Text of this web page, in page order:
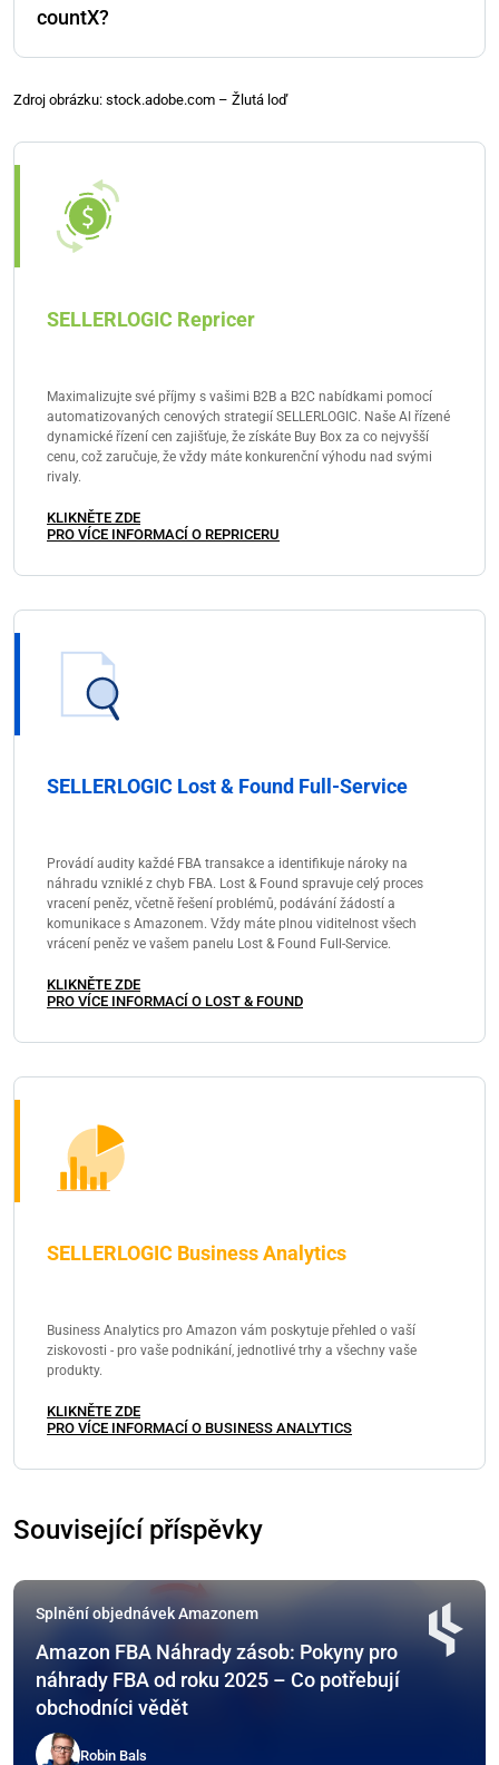
úsporu 3,48 € na jednotku produktu.
countX?
DPH Amazonu a porovnává skutečné náklady na
Zdroj obrázku: stock.adobe.com – Žlutá loď
SELLERLOGIC Repricer
Maximalizujte své příjmy s vašimi B2B a B2C nabídkami pomocí
automatizovaných cenových strategií SELLERLOGIC. Naše AI řízené
dynamické řízení cen zajišťuje, že získáte Buy Box za co nejvyšší
cenu, což zaručuje, že vždy máte konkurenční výhodu nad svými
rivaly.
KLIKNĚTE ZDE
PRO VÍCE INFORMACÍ O REPRICERU
SELLERLOGIC Lost & Found Full-Service
Provádí audity každé FBA transakce a identifikuje nároky na
náhradu vzniklé z chyb FBA. Lost & Found spravuje celý proces
vracení peněz, včetně řešení problémů, podávání žádostí a
komunikace s Amazonem. Vždy máte plnou viditelnost všech
vrácení peněz ve vašem panelu Lost & Found Full-Service.
KLIKNĚTE ZDE
PRO VÍCE INFORMACÍ O LOST & FOUND
SELLERLOGIC Business Analytics
Business Analytics pro Amazon vám poskytuje přehled o vaší
ziskovosti - pro vaše podnikání, jednotlivé trhy a všechny vaše
produkty.
KLIKNĚTE ZDE
PRO VÍCE INFORMACÍ O BUSINESS ANALYTICS
Související příspěvky
Splnění objednávek Amazonem
Amazon FBA Náhrady zásob: Pokyny pro
náhrady FBA od roku 2025 – Co potřebují
obchodníci vědět
Robin Bals